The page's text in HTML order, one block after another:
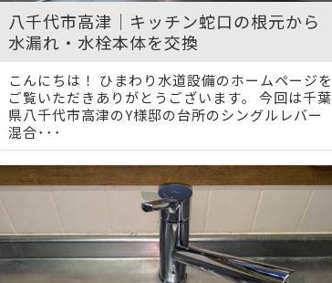
八千代市高津｜キッチン蛇口の根元から
水漏れ・水栓本体を交換
こんにちは！ ひまわり水道設備のホームページを
ご覧いただきありがとうございます。 今回は千葉
県八千代市高津のY様邸の台所のシングルレバー
混合･･･